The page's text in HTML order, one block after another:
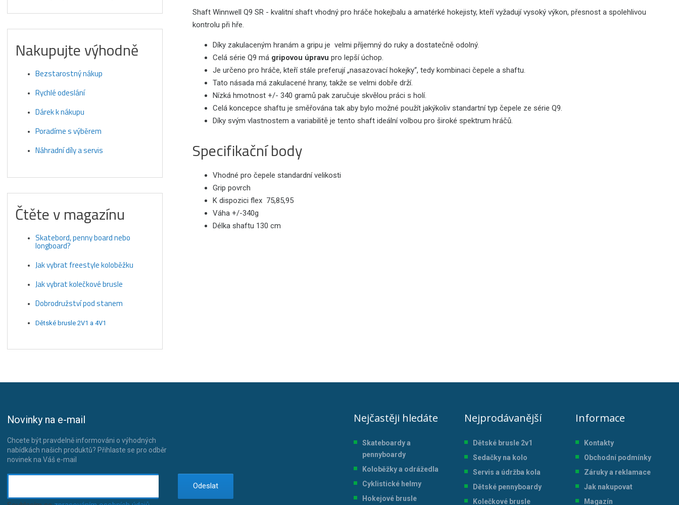
Shaft Winnwell Q9 SR - kvalitní shaft vhodný pro hráče hokejbalu a amatérké hokejisty, kteří vyžadují vysoký výkon, přesnost a spolehlivou
kontrolu při hře.
Díky zakulaceným hranám a gripu je velmi příjemný do ruky a dostatečně odolný.
Celá série Q9 má gripovou úpravu pro lepší úchop.
Je určeno pro hráče, kteří stále preferují „nasazovací hokejky“, tedy kombinaci čepele a shaftu.
Tato násada má zakulacené hrany, takže se velmi dobře drží.
Nízká hmotnost +/- 340 gramů pak zaručuje skvělou práci s holí.
Celá koncepce shaftu je směřována tak aby bylo možné použít jakýkoliv standartní typ čepele ze série Q9.
Díky svým vlastnostem a variabilitě je tento shaft ideální volbou pro široké spektrum hráčů.
Specifikační body
Vhodné pro čepele standardní velikosti
Grip povrch
K dispozici flex 75,85,95
Váha +/-340g
Délka shaftu 130 cm
Nakupujte výhodně
Bezstarostný nákup
Rychlé odeslání
Dárek k nákupu
Poradíme s výběrem
Náhradní díly a servis
Čtěte v magazínu
Skatebord, penny board nebo
longboard?
Jak vybrat freestyle koloběžku
Jak vybrat kolečkové brusle
Dobrodružství pod stanem
Dětské brusle 2V1 a 4V1
Novinky na e-mail
Chcete být pravdelně informováni o výhodných
nabídkách našich produktů? Přihlaste se pro odběr
novinek na Váš e-mail
Odeslat
Nejčastěji hledáte
Skateboardy a
pennyboardy
Koloběžky a odrážedla
Cyklistické helmy
Hokejové brusle
Nejprodávanější
Dětské brusle 2v1
Sedačky na kolo
Servis a údržba kola
Dětské pennyboardy
Kolečkové brusle
Informace
Kontakty
Obchodní podmínky
Záruky a reklamace
Jak nakupovat
Magazín